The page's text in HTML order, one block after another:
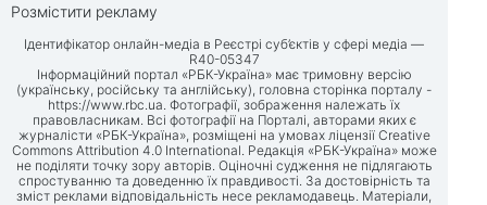
Розмістити рекламу
Ідентифікатор онлайн-медіа в Реєстрі суб’єктів у сфері медіа —
R40-05347
Інформаційний портал «РБК-Україна» має тримовну версію
(українську, російську та англійську), головна сторінка порталу -
https://www.rbc.ua . Фотографії, зображення належать їх
правовласникам. Всі фотографії на Порталі, авторами яких є
журналісти «РБК-Україна», розміщені на умовах ліцензії Creative
Commons Attribution 4.0 International. Редакція «РБК-Україна» може
не поділяти точку зору авторів. Оціночні судження не підлягають
спростуванню та доведенню їх правдивості. За достовірність та
зміст реклами відповідальність несе рекламодавець. Матеріали,